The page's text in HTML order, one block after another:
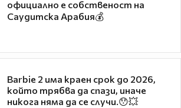
официално е собственост на
Саудитска Арабия💰
Barbie 2 има краен срок до 2026,
който трябва да спази, иначе
никога няма да се случи.😯💥